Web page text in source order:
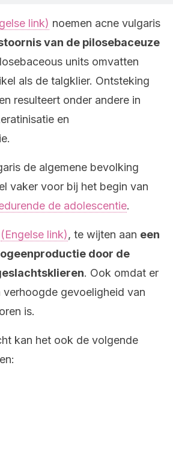
link) noemen acne vulgaris
van de pilosebaceuze
units omvatten
als de talgklier. Ontsteking
resulteert onder andere in
en
de algemene bevolking
vaker voor bij het begin van
de adolescentie.
(Engelse link), te wijten aan een
door de
. Ook omdat er
verhoogde gevoeligheid van
is.
kan het ook de volgende